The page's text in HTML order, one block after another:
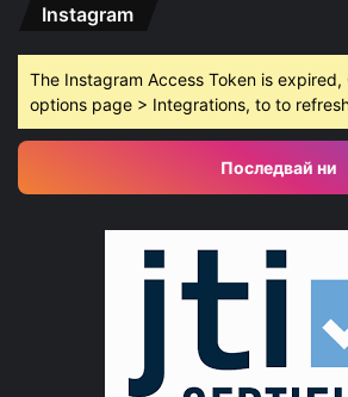
Instagram
The Instagram Access Token is expired,
options page > Integrations, to to
Последвай ни